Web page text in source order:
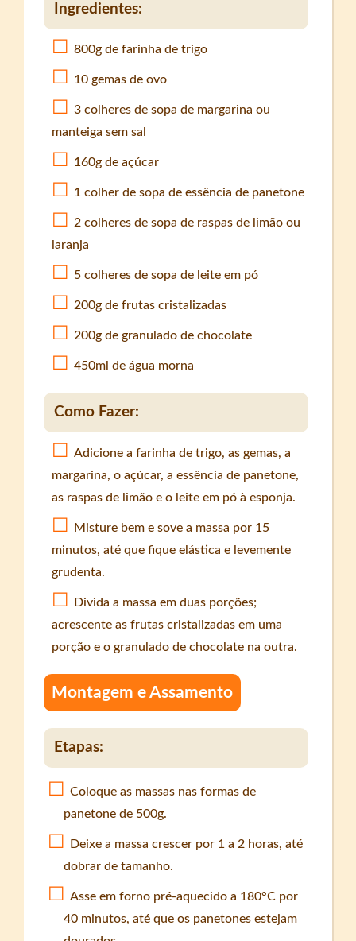
Ingredientes:
800g de farinha de trigo
10 gemas de ovo
3 colheres de sopa de margarina ou
manteiga sem sal
160g de açúcar
1 colher de sopa de essência de panetone
2 colheres de sopa de raspas de limão ou
laranja
5 colheres de sopa de leite em pó
200g de frutas cristalizadas
200g de granulado de chocolate
450ml de água morna
Como Fazer:
Adicione a farinha de trigo, as gemas, a
margarina, o açúcar, a essência de panetone,
as raspas de limão e o leite em pó à esponja.
Misture bem e sove a massa por 15
minutos, até que fique elástica e levemente
grudenta.
Divida a massa em duas porções;
acrescente as frutas cristalizadas em uma
porção e o granulado de chocolate na outra.
Montagem e Assamento
Etapas:
Coloque as massas nas formas de
panetone de 500g.
Deixe a massa crescer por 1 a 2 horas, até
dobrar de tamanho.
Asse em forno pré-aquecido a 180°C por
40 minutos, até que os panetones estejam